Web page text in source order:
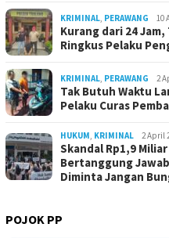
KRIMINAL, PERAWANG 10
Kurang dari 24
Ringkus Pelaku
KRIMINAL, PERAWANG 2
Tak Butuh Waktu
Pelaku Curas
HUKUM, KRIMINAL 2 April
Skandal Rp1,9
Bertanggung
Diminta Jangan
POJOK PP